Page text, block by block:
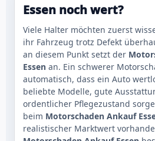
Essen noch wert?
Viele Halter möchten zuerst
ihr Fahrzeug trotz Defekt
an diesem Punkt setzt der
Essen an. Ein schwerer
automatisch, dass ein Auto
beliebte Modelle, gute
ordentlicher Pflegezustand
beim Motorschaden Ankauf
realistischer Marktwert